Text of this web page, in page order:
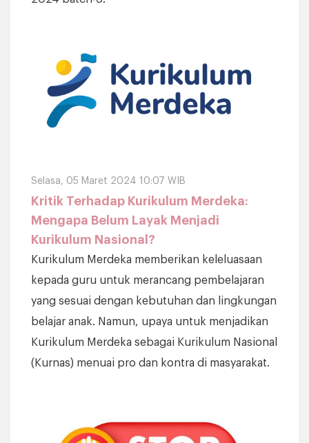
Selasa, 05 Maret 2024 10:07 WIB
Kritik Terhadap Kurikulum Merdeka:
Mengapa Belum Layak Menjadi
Kurikulum Nasional?
Kurikulum Merdeka memberikan keleluasaan
kepada guru untuk merancang pembelajaran
yang sesuai dengan kebutuhan dan lingkungan
belajar anak. Namun, upaya untuk menjadikan
Kurikulum Merdeka sebagai Kurikulum Nasional
(Kurnas) menuai pro dan kontra di masyarakat.